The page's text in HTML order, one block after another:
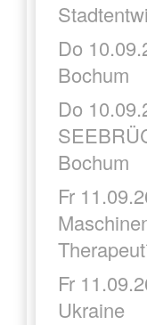
Do
Bochum
Do
Bochum
Fr
Fr
Ukraine